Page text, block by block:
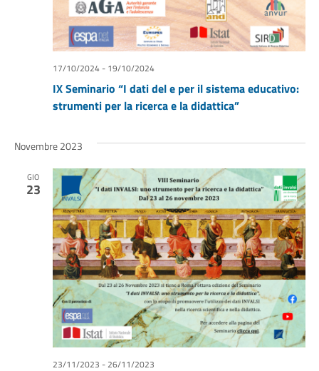
IX Seminario “I dati del e per il sistema educativo:
strumenti per la ricerca e la didattica”
17/10/2024 - 19/10/2024
Novembre 2023
GIO
23
23/11/2023 -26/11/2023